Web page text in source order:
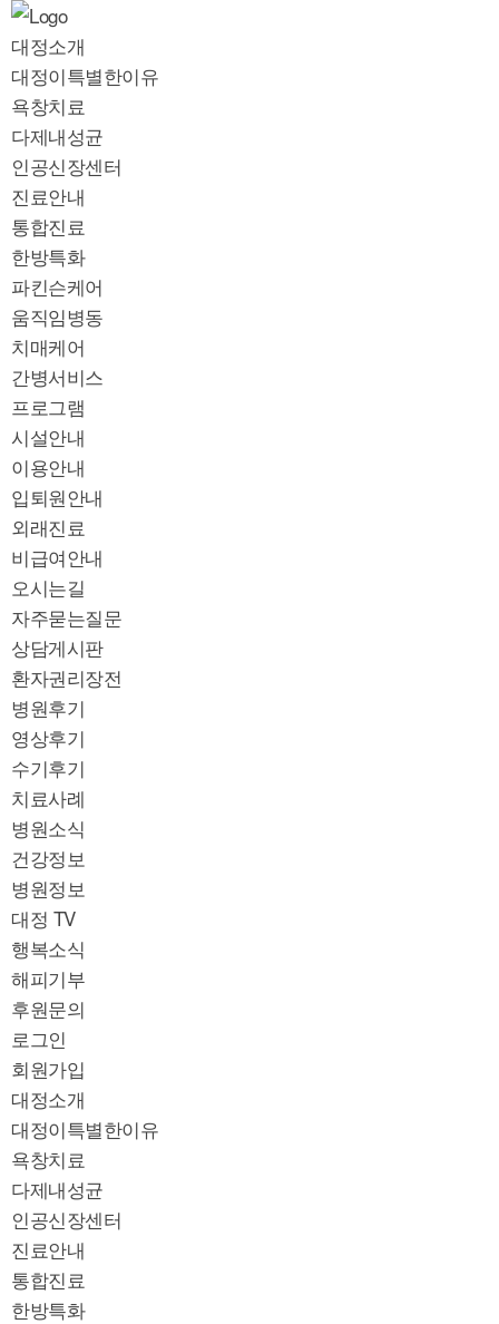
대정소개
대정이특별한이유
욕창치료
다제내성균
인공신장센터
진료안내
통합진료
한방특화
파킨슨케어
움직임병동
치매케어
간병서비스
프로그램
시설안내
이용안내
입퇴원안내
외래진료
비급여안내
오시는길
자주묻는질문
상담게시판
환자권리장전
병원후기
영상후기
수기후기
치료사례
병원소식
건강정보
병원정보
대정 TV
행복소식
해피기부
후원문의
로그인
회원가입
대정소개
대정이특별한이유
욕창치료
다제내성균
인공신장센터
진료안내
통합진료
한방특화